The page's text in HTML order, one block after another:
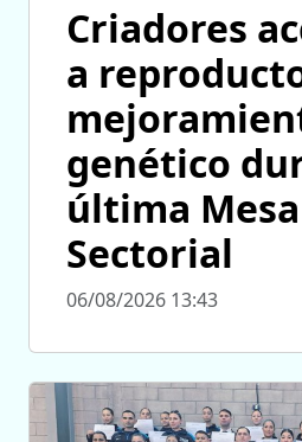
Criadores
a
genético
última Mesa
Sectorial
06/08/2026 13:43